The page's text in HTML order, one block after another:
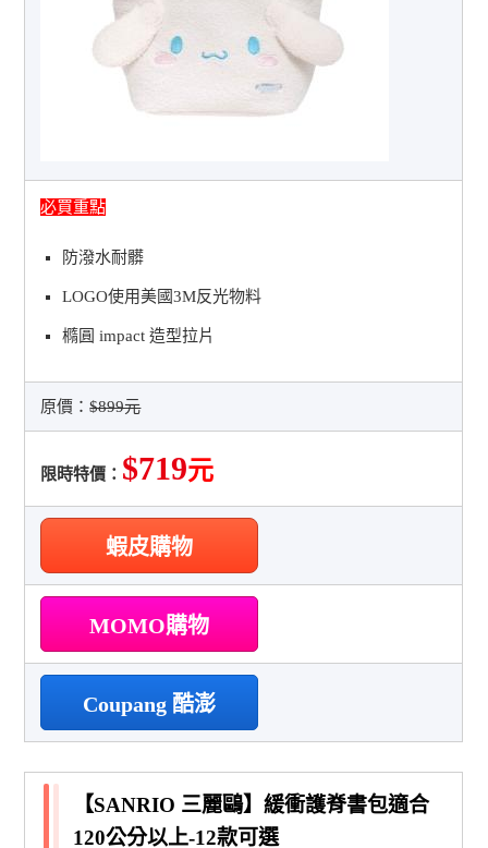
必買重點
防潑水耐髒
LOGO使用美國3M反光物料
橢圓 impact 造型拉片
原價：$899元
限時特價： $719元
蝦皮購物
MOMO購物
Coupang 酷澎
【SANRIO 三麗鷗】緩衝護脊書包適合
120公分以上-12款可選